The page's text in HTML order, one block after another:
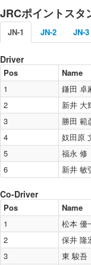
会則
JRCA入会のご案内
公式DVDのご注
主催者向け資材
お問い合わせ
2024年
2023年
2021年
JRCポイントスタ
JN-1 JN-2 JN-3
Driver
Pos Name
1
鎌田 卓
2
新井 大
3
勝田 範
4
奴田原
5
福永 修
6
新井 敏
Co-Driver
Pos Name
1
松本 優
2
保井 隆
3
東 駿吾